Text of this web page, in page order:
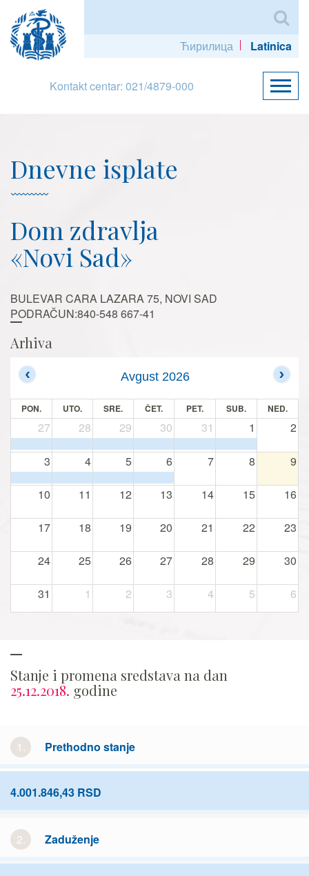
Ћирилица Latinica
Kontakt centar: 021/4879-000
Dnevne isplate
Dom zdravlja
«Novi Sad»
BULEVAR CARA LAZARA 75, NOVI SAD
PODRAČUN:840-548 667-41
Arhiva
Avgust 2026
PON. UTO. SRE. ČET. PET. SUB. NED.
27 28 29 30 31 1 2
3 4 5 6 7 8 9
10 11 12 13 14 15 16
17 18 19 20 21 22 23
24 25 26 27 28 29 30
31 1 2 3 4 5 6
Stanje i promena sredstava na dan
25.12.2018. godine
1. Prethodno stanje
4.001.846,43 RSD
2. Zaduženje